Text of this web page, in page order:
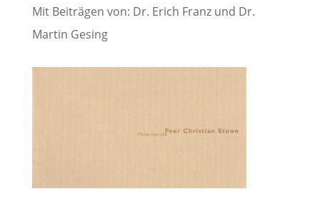
Mit Beiträgen von: Dr. Erich Franz und Dr.
Martin Gesing